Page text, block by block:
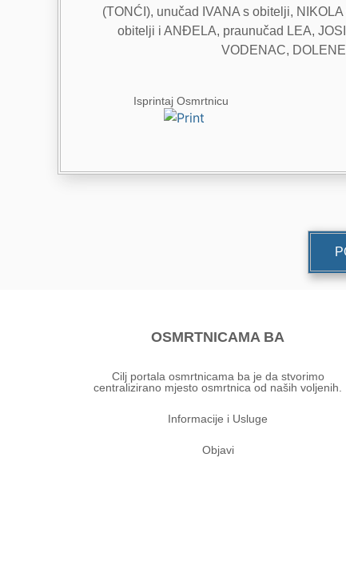
(TONĆI), unučad IVANA s obitelji,
obitelji i ANĐELA, praunučad LEA,
VODENAC,
Isprintaj Osmrtnicu
OSMRTNICAMA BA
Cilj portala osmrtnicama ba je da stvorimo
centralizirano mjesto osmrtnica od naših voljenih.
Informacije i Usluge
Objavi